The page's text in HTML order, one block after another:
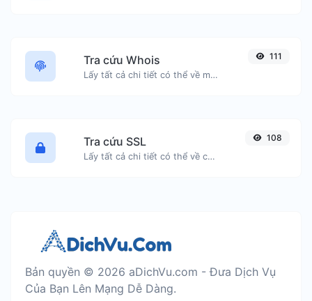
Tra cứu Whois
Lấy tất cả chi tiết có thể về một tên miền.
111
Tra cứu SSL
Lấy tất cả chi tiết có thể về chứng chỉ SSL.
108
Bản quyền © 2026 aDichVu.com - Đưa Dịch Vụ
Của Bạn Lên Mạng Dễ Dàng.